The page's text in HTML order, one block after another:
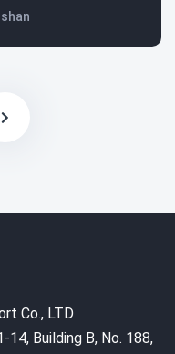
Co., LTD
14, Building B, No. 188,